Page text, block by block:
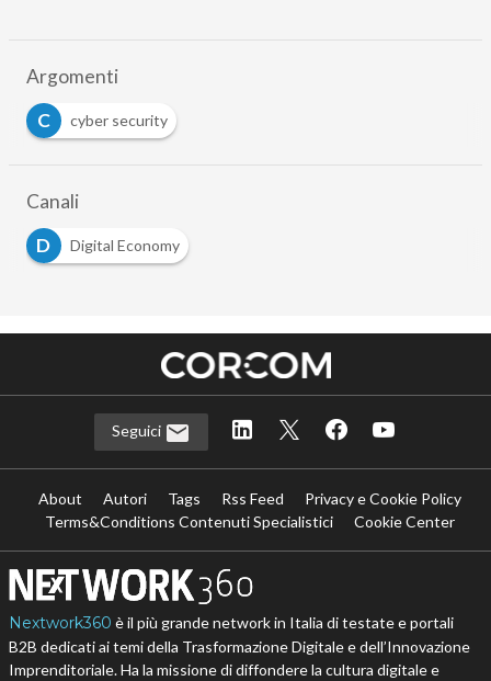
Argomenti
C
cyber security
Canali
D
Digital Economy
Seguici
About Autori Tags Rss Feed
Privacy e Cookie Policy
Terms&Conditions Contenuti Specialistici
Cookie Center
Nextwork360 è il più grande network in Italia di testate e portali
B2B dedicati ai temi della Trasformazione Digitale e dell’Innovazione
Imprenditoriale. Ha la missione di diffondere la cultura digitale e